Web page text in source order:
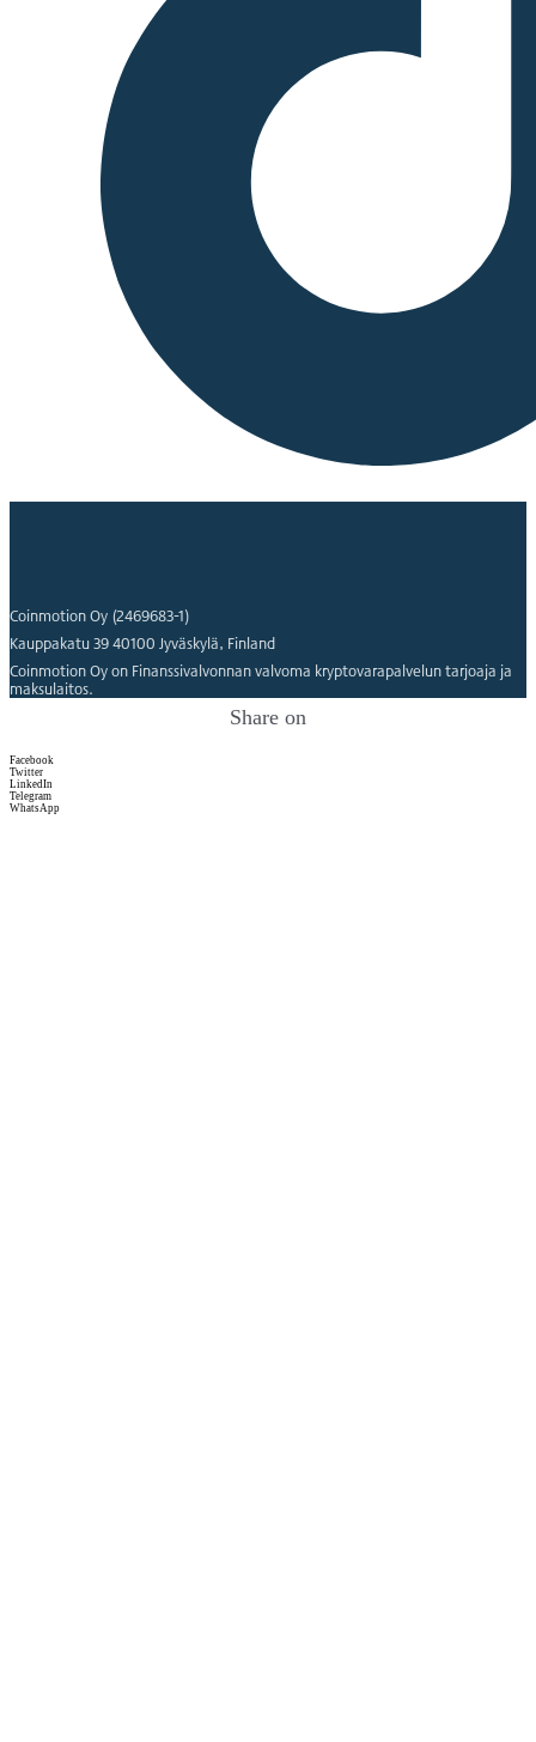
Coinmotion Oy (2469683-1)
Kauppakatu 39 40100 Jyväskylä, Finland
Coinmotion Oy on Finanssivalvonnan valvoma kryptovarapalvelun tarjoaja ja
maksulaitos.
Share on
Facebook
Twitter
LinkedIn
Telegram
WhatsApp